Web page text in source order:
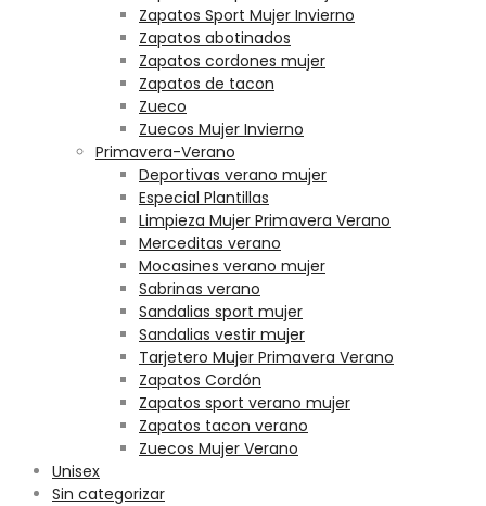
Zapatos Sport Mujer Invierno
Zapatos abotinados
Zapatos cordones mujer
Zapatos de tacon
Zueco
Zuecos Mujer Invierno
Primavera-Verano
Deportivas verano mujer
Especial Plantillas
Limpieza Mujer Primavera Verano
Merceditas verano
Mocasines verano mujer
Sabrinas verano
Sandalias sport mujer
Sandalias vestir mujer
Tarjetero Mujer Primavera Verano
Zapatos Cordón
Zapatos sport verano mujer
Zapatos tacon verano
Zuecos Mujer Verano
Unisex
Sin categorizar